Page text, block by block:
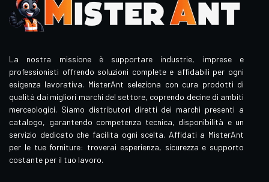
La nostra missione è supportare industrie, imprese e
professionisti offrendo soluzioni complete e affidabili per ogni
esigenza lavorativa. MisterAnt seleziona con cura prodotti di
qualità dai migliori marchi del settore, coprendo decine di ambiti
merceologici. Siamo distributori diretti dei marchi presenti a
catalogo, garantendo competenza tecnica, disponibilità e un
servizio dedicato che facilita ogni scelta. Affidati a MisterAnt
per le tue forniture: troverai esperienza, sicurezza e supporto
costante per il tuo lavoro.